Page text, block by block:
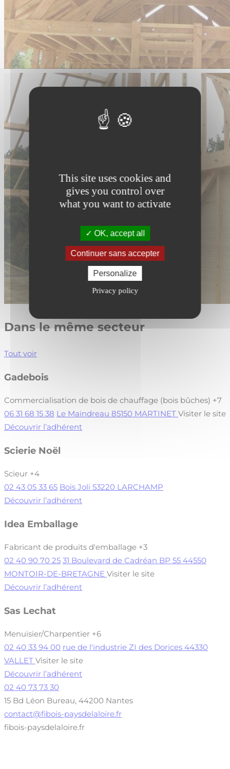
This site uses cookies and
gives you control over
what you want to activate
OK, accept all
Continuer sans accepter
Personalize
Privacy policy
Dans le même secteur
Tout voir
Gadebois
Commercialisation de bois de chauffage (bois bûches) +7
06 31 68 15 38 Le Maindreau 85150 MARTINET Visiter le site
Découvrir l’adhérent
Scierie Noël
Scieur +4
02 43 05 33 65 Bois Joli 53220 LARCHAMP
Découvrir l’adhérent
Idea Emballage
Fabricant de produits d'emballage +3
02 40 90 70 25 31 Boulevard de Cadréan BP 55 44550
MONTOIR-DE-BRETAGNE Visiter le site
Découvrir l’adhérent
Sas Lechat
Menuisier/Charpentier +6
02 40 33 94 00 rue de l'industrie ZI des Dorices 44330
VALLET Visiter le site
Découvrir l’adhérent
02 40 73 73 30
15 Bd Léon Bureau, 44200 Nantes
contact@fibois-paysdelaloire.fr
fibois-paysdelaloire.fr